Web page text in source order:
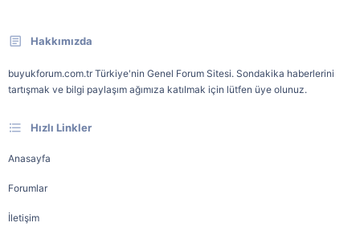
Hakkımızda
buyukforum.com.tr Türkiye'nin Genel Forum Sitesi. Sondakika haberlerini
tartışmak ve bilgi paylaşım ağımıza katılmak için lütfen üye olunuz.
Hızlı Linkler
Anasayfa
Forumlar
İletişim